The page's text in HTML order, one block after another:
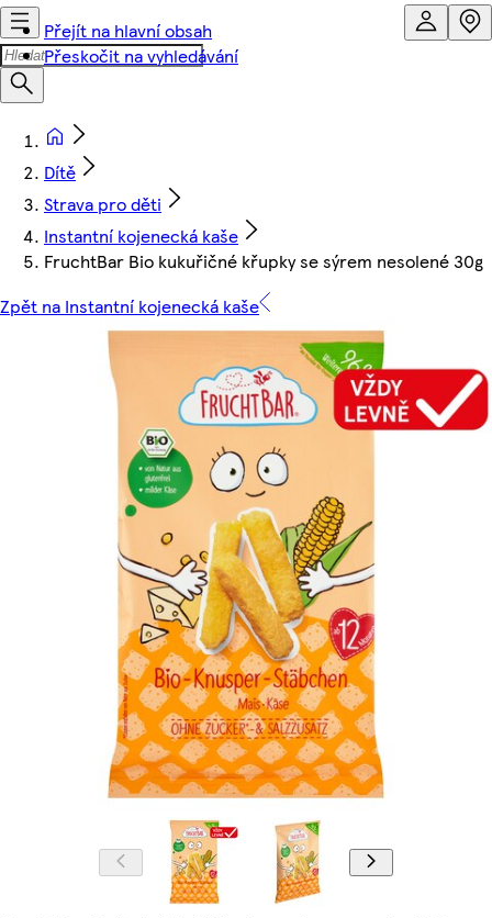
Přejít na hlavní obsah
Přeskočit na vyhledávání
Dítě
Strava pro děti
Instantní kojenecká kaše
FruchtBar Bio kukuřičné křupky se sýrem nesolené 30g
Zpět na Instantní kojenecká kaše